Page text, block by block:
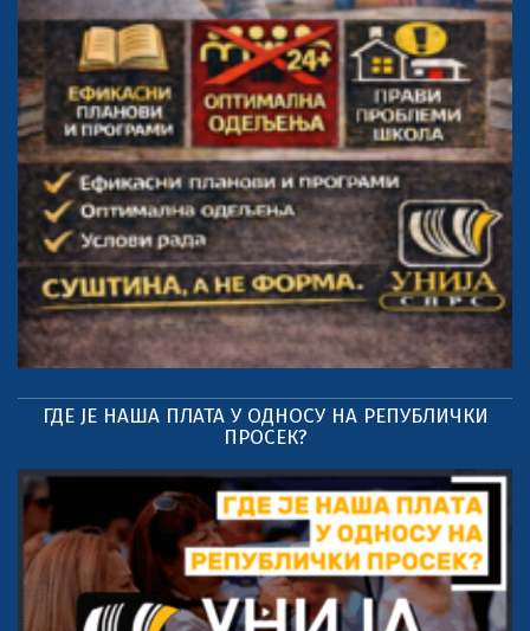
ГДЕ ЈЕ НАША ПЛАТА У ОДНОСУ НА РЕПУБЛИЧКИ
ПРОСЕК?